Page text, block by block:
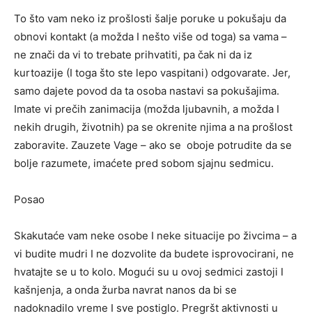
To što vam neko iz prošlosti šalje poruke u pokušaju da
obnovi kontakt (a možda I nešto više od toga) sa vama –
ne znači da vi to trebate prihvatiti, pa čak ni da iz
kurtoazije (I toga što ste lepo vaspitani) odgovarate. Jer,
samo dajete povod da ta osoba nastavi sa pokušajima.
Imate vi prečih zanimacija (možda ljubavnih, a možda I
nekih drugih, životnih) pa se okrenite njima a na prošlost
zaboravite. Zauzete Vage – ako se oboje potrudite da se
bolje razumete, imaćete pred sobom sjajnu sedmicu.
Posao
Skakutaće vam neke osobe I neke situacije po živcima – a
vi budite mudri I ne dozvolite da budete isprovocirani, ne
hvatajte se u to kolo. Mogući su u ovoj sedmici zastoji I
kašnjenja, a onda žurba navrat nanos da bi se
nadoknadilo vreme I sve postiglo. Pregršt aktivnosti u